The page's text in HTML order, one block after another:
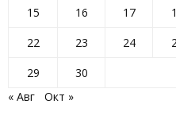
15
16 17
22
23 24
29
30
« Авг
Окт »